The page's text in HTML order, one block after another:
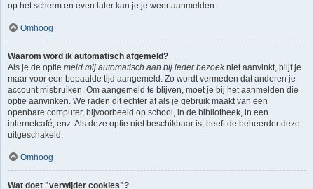
op het scherm en even later kan je je weer aanmelden.
Omhoog
Waarom word ik automatisch afgemeld?
Als je de optie meld mij automatisch aan bij ieder bezoekniet aanvinkt, blijf je
maar voor een bepaalde tijd aangemeld. Zo wordt vermeden dat anderen je
account misbruiken. Om aangemeld te blijven, moet je bij het aanmelden die
optie aanvinken. We raden dit echter af als je gebruik maakt van een
openbare computer, bijvoorbeeld op school, in de bibliotheek, in een
internetcafé, enz. Als deze optie niet beschikbaar is, heeft de beheerder deze
uitgeschakeld.
Omhoog
Wat doet "verwijder cookies"?